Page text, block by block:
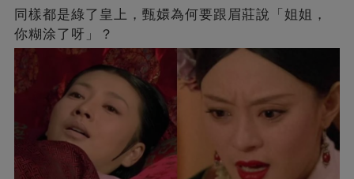
同樣都是綠了皇上，甄嬛為何要跟眉莊說「姐姐，
你糊涂了呀」？